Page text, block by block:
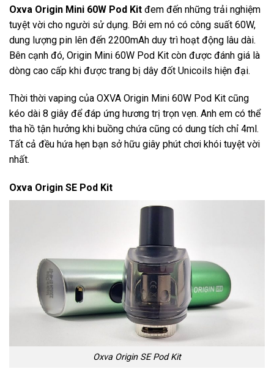
Oxva Origin Mini 60W Pod Kit đem đến những trải nghiệm
tuyệt vời cho người sử dụng. Bởi em nó có công suất 60W,
dung lượng pin lên đến 2200mAh duy trì hoạt động lâu dài.
Bên cạnh đó, Origin Mini 60W Pod Kit còn được đánh giá là
dòng cao cấp khi được trang bị dây đốt Unicoils hiện đại.
Thời thời vaping của OXVA Origin Mini 60W Pod Kit cũng
kéo dài 8 giây để đáp ứng hương trị trọn vẹn. Anh em có thể
tha hồ tận hưởng khi buồng chứa cũng có dung tích chỉ 4ml.
Tất cả đều hứa hẹn bạn sở hữu giây phút chơi khói tuyệt vời
nhất.
Oxva Origin SE Pod Kit
Oxva Origin SE Pod Kit